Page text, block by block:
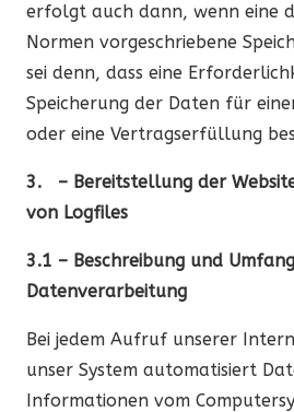
erfolgt auch dann, wenn eine
Normen vorgeschriebene
sei denn, dass eine
Speicherung der Daten für
oder eine Vertragserfüllung
3. – Bereitstellung der
von Logfiles
3.1 – Beschreibung und
Datenverarbeitung
Bei jedem Aufruf unserer
unser System automatisiert
Informationen vom